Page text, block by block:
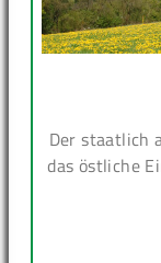
Der staatlich
das östliche